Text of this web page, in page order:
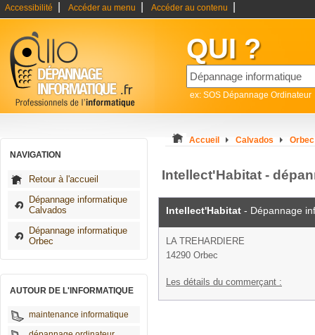
Accessibilité Accéder au menu Accéder au contenu
QUI ?
ex: SOS Dépannage Ordinateur
NAVIGATION
Retour à l'accueil
Dépannage informatique
Calvados
Dépannage informatique
Orbec
AUTOUR DE L'INFORMATIQUE
maintenance informatique
Accueil Calvados Orbec
Intellect'Habitat -
Intellect'Habitat - Dépannage
LA TREHARDIERE
14290 Orbec
Les détails du commerçant :